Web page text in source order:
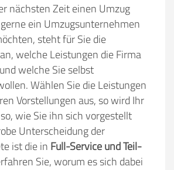
nächsten Zeit einen Umzug
ein Umzugsunternehmen
steht für Sie die
welche Leistungen die Firma
welche Sie selbst
Wählen Sie die Leistungen
Vorstellungen aus, so wird Ihr
wie Sie ihn sich vorgestellt
Unterscheidung der
ist die in Full-Service und Teil-
Sie, worum es sich dabei